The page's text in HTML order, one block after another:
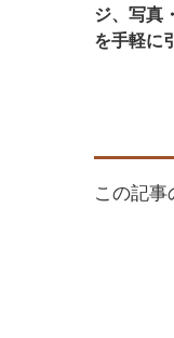
ジ、写真
を手軽に
この記事